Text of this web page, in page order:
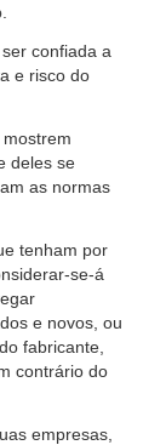
confiada a
e risco do
deles se
as normas
tenham por
se-á
e novos, ou
fabricante,
contrário do
empresas,